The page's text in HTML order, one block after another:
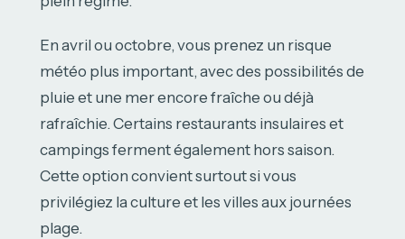
En avril ou octobre, vous prenez un risque
météo plus important, avec des possibilités de
pluie et une mer encore fraîche ou déjà
rafraîchie. Certains restaurants insulaires et
campings ferment également hors saison.
Cette option convient surtout si vous
privilégiez la culture et les villes aux journées
plage.